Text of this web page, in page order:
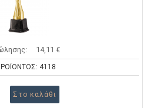
14,11 €
4118